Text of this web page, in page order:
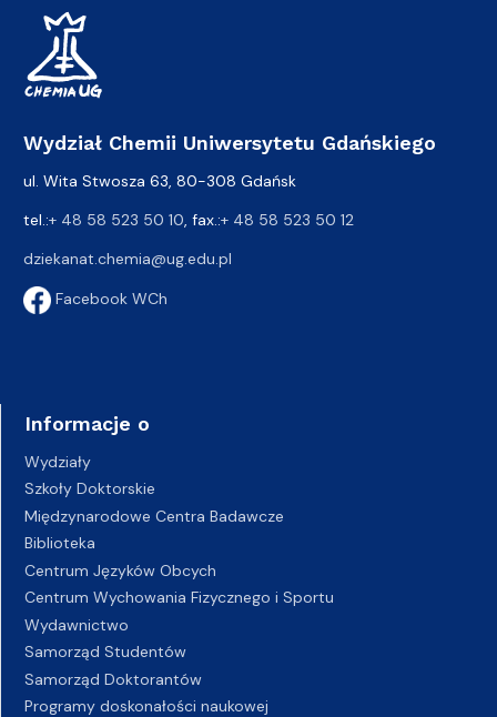
Wydział Chemii Uniwersytetu Gdańskiego
ul. Wita Stwosza 63, 80-308 Gdańsk
tel.:+ 48 58 523 50 10 , fax.:+ 48 58 523 50 12
dziekanat.chemia@ug.edu.pl
Facebook WCh
Informacje o
Wydziały
Szkoły Doktorskie
Międzynarodowe Centra Badawcze
Biblioteka
Centrum Języków Obcych
Centrum Wychowania Fizycznego i Sportu
Wydawnictwo
Samorząd Studentów
Samorząd Doktorantów
Programy doskonałości naukowej